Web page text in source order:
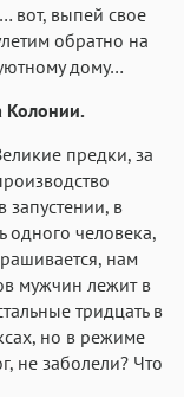
вот, выпей свое
обратно на
дому…
Колонии.
предки, за
запустении, в
одного человека,
нам
мужчин лежит в
тридцать в
но в режиме
не заболели? Что